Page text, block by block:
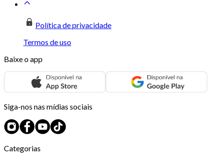
Política de privacidade
Termos de uso
Baixe o app
Siga-nos nas mídias sociais
Categorias